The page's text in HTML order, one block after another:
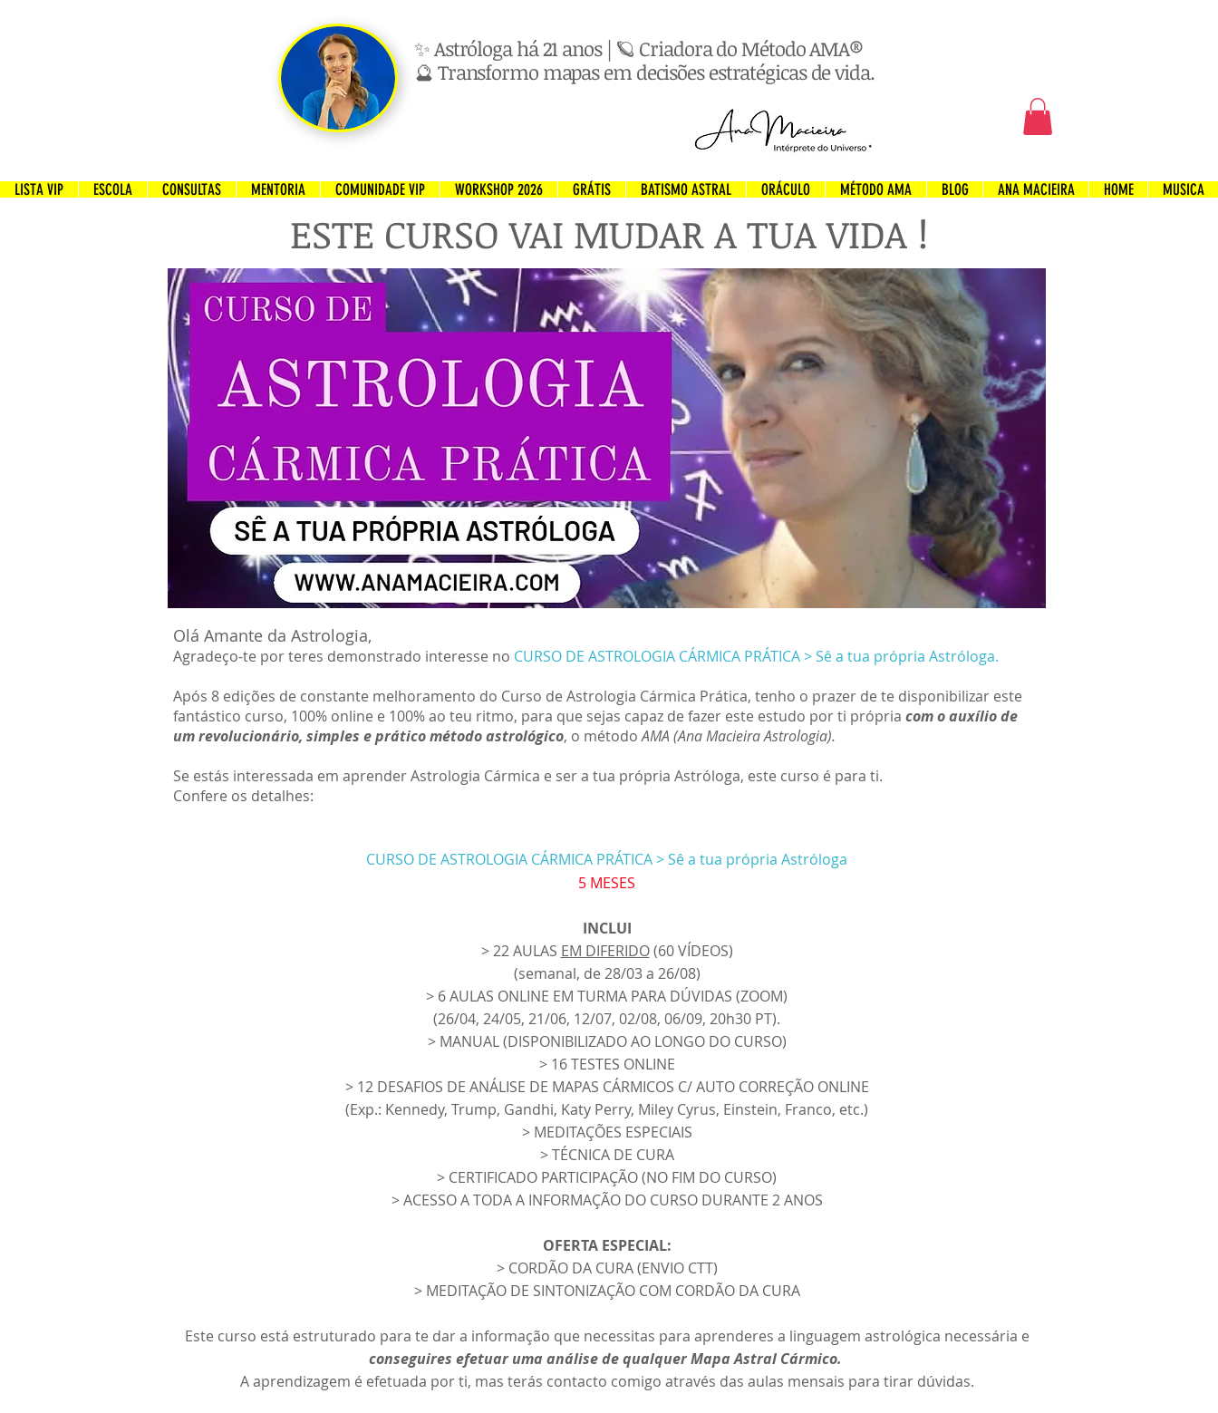
✨ Astróloga há 21 anos | 🪐 Criadora do Método AMA®
🔮 Transformo mapas em decisões estratégicas de vida.
LISTA VIP ESCOLA CONSULTAS MENTORIA COMUNIDADE VIP WORKSHOP 2026 GRÁTIS BATISMO ASTRAL ORÁCULO MÉTODO AMA BLOG ANA MACIEIRA HOME MUSICA
ESTE CURSO VAI MUDAR A TUA VIDA !
Olá Amante da Astrologia,
Agradeço-te por teres demonstrado interesse no CURSO DE ASTROLOGIA CÁRMICA PRÁTICA > Sê a tua própria Astróloga.
Após 8 edições de constante melhoramento do Curso de Astrologia Cármica Prática, tenho o prazer de te disponibilizar este
fantástico curso, 100% online e 100% ao teu ritmo, para que sejas capaz de fazer este estudo por ti própria com o auxílio de
um revolucionário, simples e prático método astrológico, o métodoAMA (Ana Macieira Astrologia).
Se estás interessada em aprender Astrologia Cármica e ser a tua própria Astróloga, este curso é para ti.
Confere os detalhes:
CURSO DE ASTROLOGIA CÁRMICA PRÁTICA > Sê a tua própria Astróloga
5 MESES
INCLUI
> 22 AULAS EM DIFERIDO(60 VÍDEOS)
(semanal, de 28/03 a 26/08)
> 6 AULAS ONLINE EM TURMA PARA DÚVIDAS (ZOOM)
(26/04, 24/05, 21/06, 12/07, 02/08, 06/09, 20h30 PT).
> MANUAL (DISPONIBILIZADO AO LONGO DO CURSO)
> 16 TESTES ONLINE
> 12 DESAFIOS DE ANÁLISE DE MAPAS CÁRMICOS C/ AUTO CORREÇÃO ONLINE
(Exp.: Kennedy, Trump, Gandhi, Katy Perry, Miley Cyrus, Einstein, Franco, etc.)
> MEDITAÇÕES ESPECIAIS
> TÉCNICA DE CURA
> CERTIFICADO PARTICIPAÇÃO (NO FIM DO CURSO)
> ACESSO A TODA A INFORMAÇÃO DO CURSO DURANTE 2 ANOS
OFERTA ESPECIAL:
> CORDÃO DA CURA (ENVIO CTT)
> MEDITAÇÃO DE SINTONIZAÇÃO COM CORDÃO DA CURA
Este curso está estruturado para te dar a informação que necessitas para aprenderes a linguagem astrológica necessária e
conseguires efetuar uma análise de qualquer Mapa Astral Cármico.
A aprendizagem é efetuada por ti, mas terás contacto comigo através das aulas mensais para tirar dúvidas.